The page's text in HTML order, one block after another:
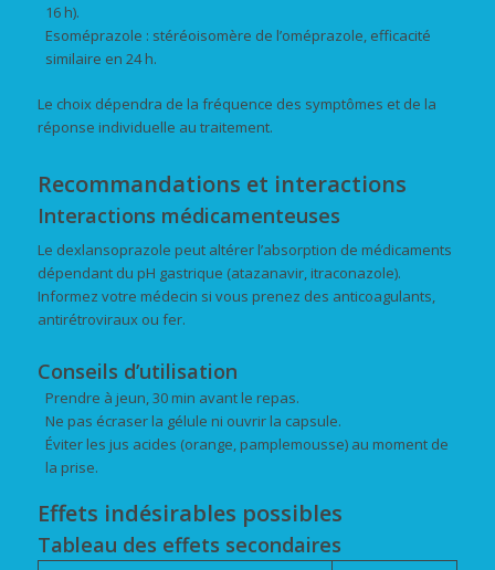
16 h).
Esoméprazole : stéréoisomère de l’oméprazole, efficacité
similaire en 24 h.
Le choix dépendra de la fréquence des symptômes et de la
réponse individuelle au traitement.
Recommandations et interactions
Interactions médicamenteuses
Le dexlansoprazole peut altérer l’absorption de médicaments
dépendant du pH gastrique (atazanavir, itraconazole).
Informez votre médecin si vous prenez des anticoagulants,
antirétroviraux ou fer.
Conseils d’utilisation
Prendre à jeun, 30 min avant le repas.
Ne pas écraser la gélule ni ouvrir la capsule.
Éviter les jus acides (orange, pamplemousse) au moment de
la prise.
Effets indésirables possibles
Tableau des effets secondaires